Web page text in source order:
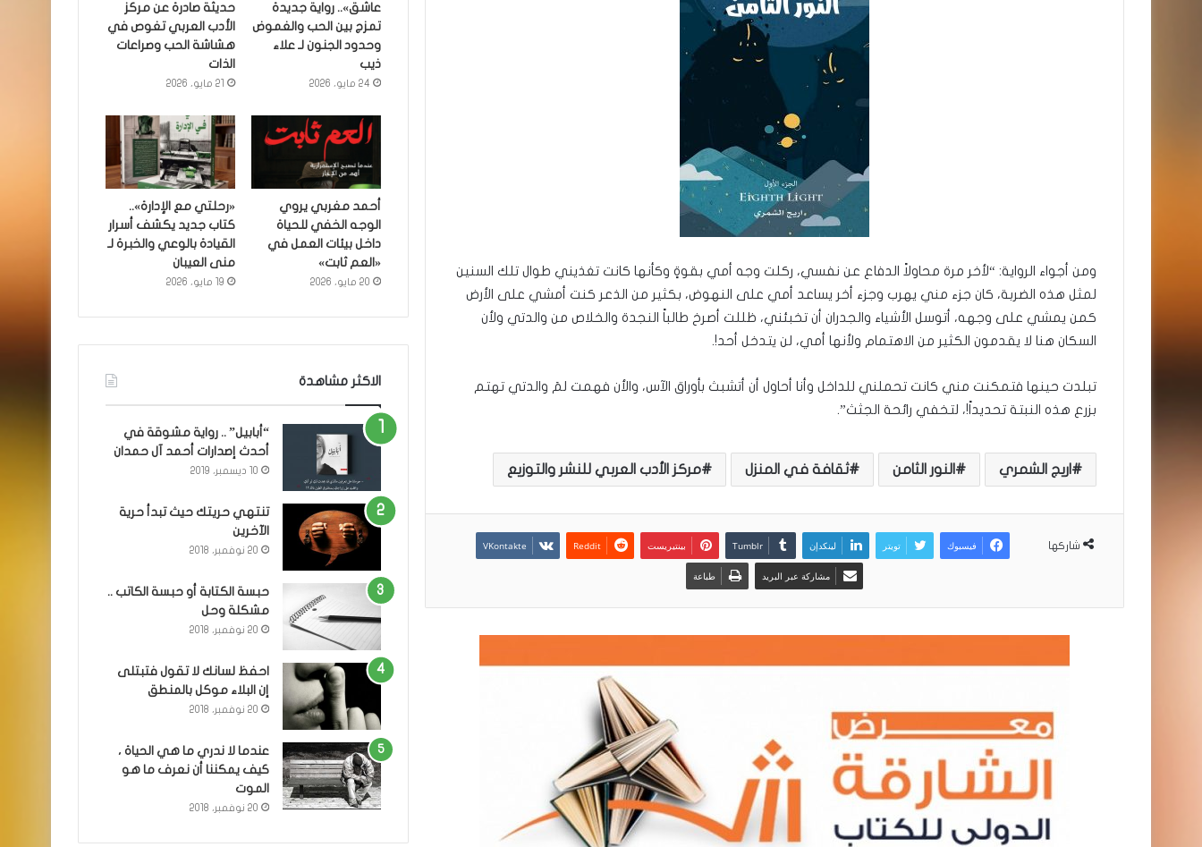
ومن أجواء الرواية: “لأخر مرة محاولاً الدفاع عن نفسي، ركلت وجه أمي بقوةٍ وكأنها كانت تغذيني طوال تلك السنين
لمثل هذه الضربة، كان جزء مني يهرب وجزء أخر يساعد أمي على النهوض، بكثير من الذعر كنت أمشي على الأرض
كمن يمشي على وجهه، أتوسل الأشياء والجدران أن تخبئني، ظللت أصرخ طالباً النجدة والخلاص من والدتي ولأن
السكان هنا لا يقدمون الكثير من الاهتمام ولأنها أمي، لن يتدخل أحد!.
تبلدت حينها فتمكنت مني كانت تحملني للداخل وأنا أحاول أن أتشبث بأوراق الآس، والأن فهمت لمَ والدتي تهتم
بزرع هذه النبتة تحديداً!، لتخفي رائحة الجثث”.
اريج الشمري النور الثامن ثقافة في المنزل مركز الأدب العربي للنشر والتوزيع
شاركها فيسبوك تويتر لينكدإن بينتيريست
مشاركة عبر البريد طباعة
عاشق».. رواية جديدة
تمزج بين الحب والغموض
وحدود الجنون لـ علاء
ذيب
24 مايو، 2026
حديثة صادرة عن مركز
الأدب العربي تغوص في
هشاشة الحب وصراعات
الذات
21 مايو، 2026
أحمد مغربي يروي
الوجه الخفي للحياة
داخل بيئات العمل في
«العم ثابت»
20 مايو، 2026
«رحلتي مع الإدارة»..
كتاب جديد يكشف أسرار
القيادة بالوعي والخبرة لـ
منى العيبان
19 مايو، 2026
الاكثر مشاهدة
“أبابيل” .. رواية مشوقة في
أحدث إصدارات أحمد آل حمدان
10 ديسمبر، 2019
تنتهي حريتك حيث تبدأ حرية
الآخرين
20 نوفمبر، 2018
حبسة الكتابة أو حبسة الكاتب ..
مشكلة وحل
20 نوفمبر، 2018
احفظ لسانك لا تقول فتبتلى
إن البلاء موكل بالمنطق
20 نوفمبر، 2018
عندما لا ندري ما هي الحياة ،
كيف يمكننا أن نعرف ما هو
الموت
20 نوفمبر، 2018